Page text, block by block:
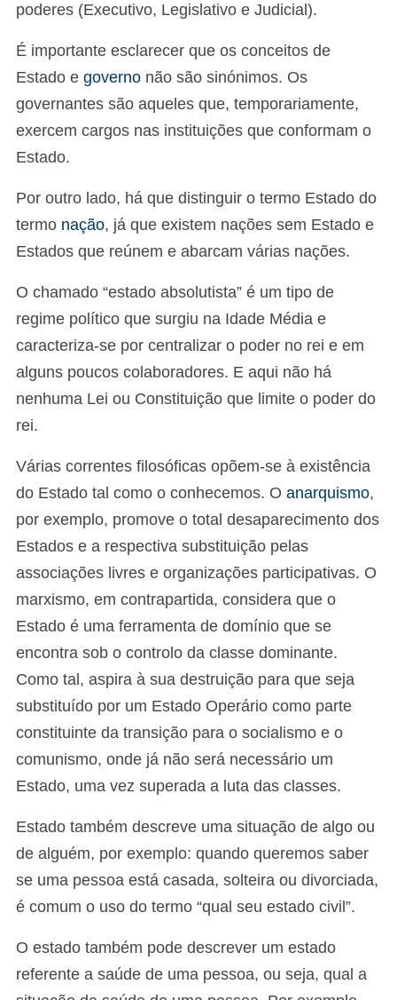
poderes (Executivo, Legislativo e Judicial).
É importante esclarecer que os conceitos de
Estado e governo não são sinónimos. Os
governantes são aqueles que, temporariamente,
exercem cargos nas instituições que conformam o
Estado.
Por outro lado, há que distinguir o termo Estado do
termo nação, já que existem nações sem Estado e
Estados que reúnem e abarcam várias nações.
O chamado “estado absolutista” é um tipo de
regime político que surgiu na Idade Média e
caracteriza-se por centralizar o poder no rei e em
alguns poucos colaboradores. E aqui não há
nenhuma Lei ou Constituição que limite o poder do
rei.
Várias correntes filosóficas opõem-se à existência
do Estado tal como o conhecemos. O anarquismo,
por exemplo, promove o total desaparecimento dos
Estados e a respectiva substituição pelas
associações livres e organizações participativas. O
marxismo, em contrapartida, considera que o
Estado é uma ferramenta de domínio que se
encontra sob o controlo da classe dominante.
Como tal, aspira à sua destruição para que seja
substituído por um Estado Operário como parte
constituinte da transição para o socialismo e o
comunismo, onde já não será necessário um
Estado, uma vez superada a luta das classes.
Estado também descreve uma situação de algo ou
de alguém, por exemplo: quando queremos saber
se uma pessoa está casada, solteira ou divorciada,
é comum o uso do termo “qual seu estado civil”.
O estado também pode descrever um estado
referente a saúde de uma pessoa, ou seja, qual a